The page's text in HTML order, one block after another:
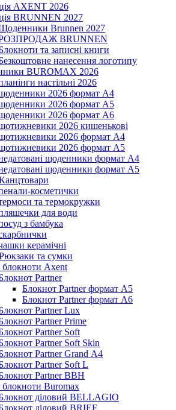
AXENT 2026
BRUNNEN 2027
Brunnen 2027
BRUNNEN
та записні книги
нанесення логотипу
BUROMAX 2026
настільні 2026
2026 формат А4
2026 формат А5
2026 формат А6
2026 кишенькові
2026 формат А4
2026 формат А5
щоденники формат А4
щоденники формат А5
косметички
та термокружки
для води
з бамбука
керамічні
та сумки
блокноти Axent
Partner
Блокнот Partner формат А5
Блокнот Partner формат А6
Partner Lux
Partner Prime
Partner Soft
Partner Soft Skin
Partner Grand А4
Partner Soft L
Partner BBH
блокноти Buromax
діловий BELLAGIO
діловий BRIEF